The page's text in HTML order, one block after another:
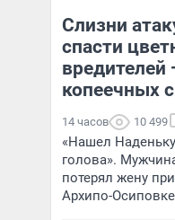
Наталья
Открыла
деньги
Слизни
спасти
вредителей
копеечных
14 часов 10 499
«Нашел
голова».
потерял жену
Архипо-Осиповке